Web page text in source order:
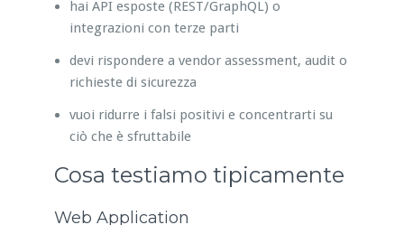
hai API esposte (REST/GraphQL) o
integrazioni con terze parti
devi rispondere a vendor assessment, audit o
richieste di sicurezza
vuoi ridurre i falsi positivi e concentrarti su
ciò che è sfruttabile
Cosa testiamo tipicamente
Web Application